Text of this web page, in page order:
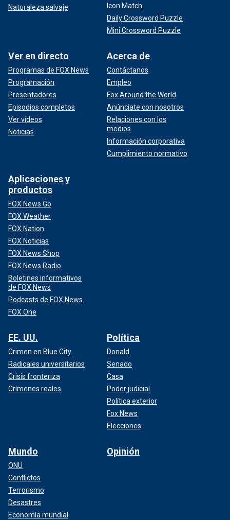
Naturaleza salvaje
Icon Match
Daily Crossword Puzzle
Mini Crossword Puzzle
Ver en directo
Programas de FOX News
Programación
Presentadores
Episodios completos
Ver vídeos
Noticias
Acerca de
Contáctanos
Empleo
Fox Around the World
Anúnciate con nosotros
Relaciones con los
medios
Información corporativa
Cumplimiento normativo
Aplicaciones y
productos
FOX News Go
FOX Weather
FOX Nation
FOX Noticias
FOX News Shop
FOX News Radio
Boletines informativos
de FOX News
Podcasts de FOX News
FOX One
EE. UU.
Crimen en Blue City
Radicales universitarios
Crisis fronteriza
Crímenes reales
Política
Donald
Senado
Casa
Poder judicial
Política exterior
Fox News
Elecciones
Mundo
ONU
Conflictos
Terrorismo
Desastres
Economía mundial
Opinión